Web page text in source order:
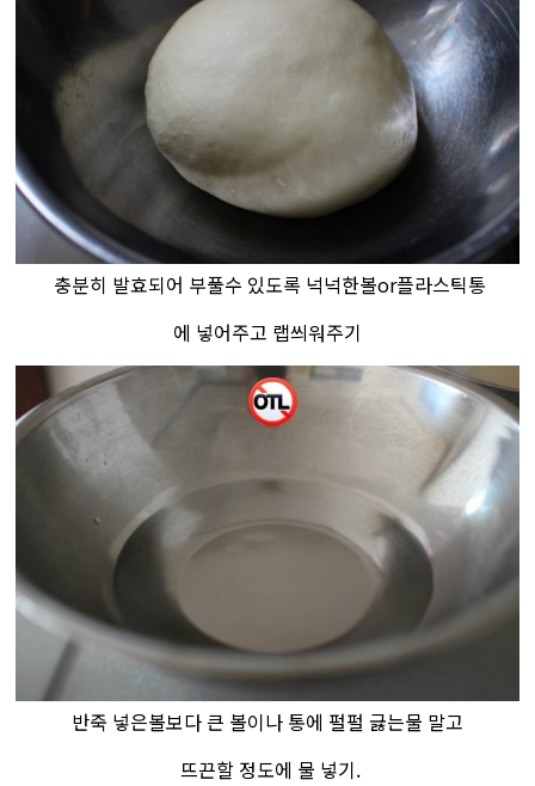
충분히 발효되어 부풀수 있도록 넉넉한볼or플라스틱통
에 넣어주고​ ​ 랩씌워주기
반죽 넣은볼보다 큰 볼이나 통에 펄펄 긇는물 말고
뜨끈할 정도에 물 넣기.